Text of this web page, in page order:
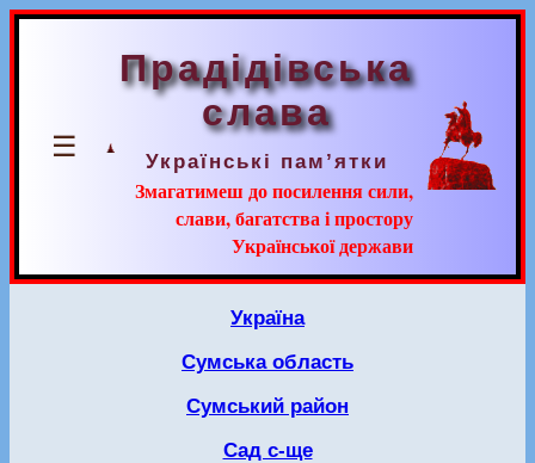
☰
Прадідівська
слава
Українські пам’ятки
Змагатимеш до посилення сили,
слави, багатства і простору
Української держави
Україна
Сумська область
Сумський район
Сад с-ще